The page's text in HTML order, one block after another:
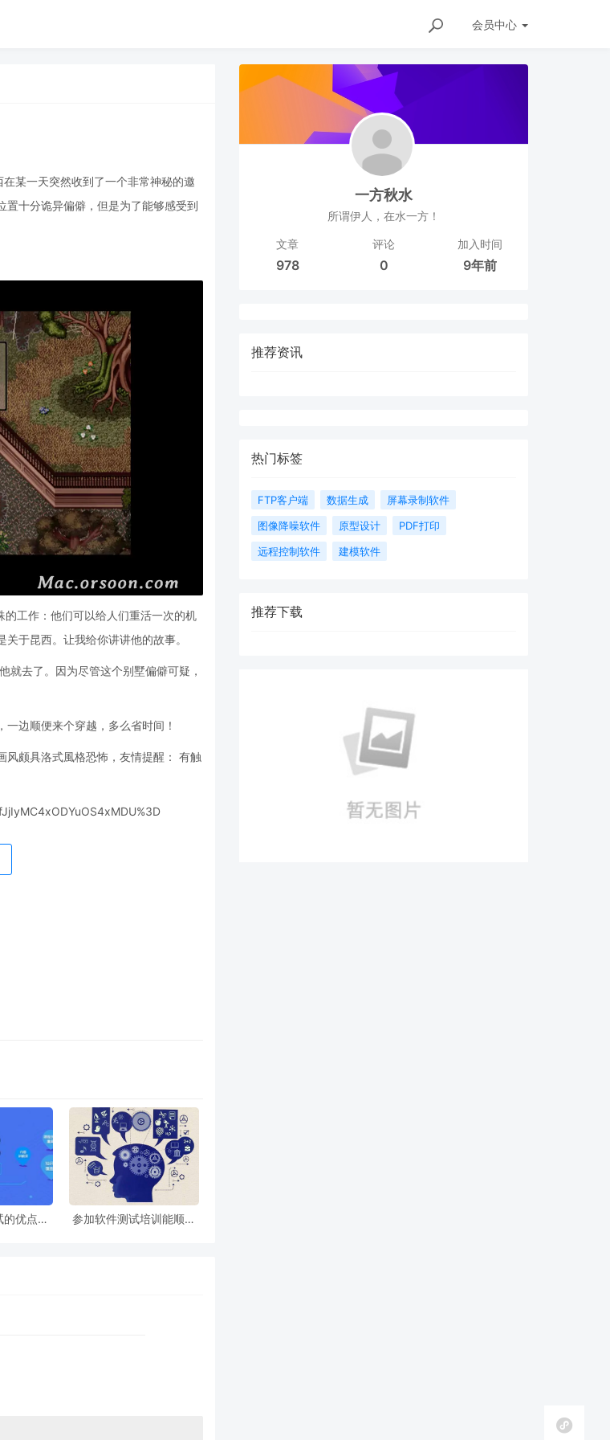
会员中心
某一天突然收到了一个非常神秘的邀
十分诡异偏僻，但是为了能够感受到
工作：他们可以给人们重活一次的机
于昆西。让我给你讲讲他的故事。
就去了。因为尽管这个别墅偏僻可疑，
边顺便来个穿越，多么省时间！
风颇具洛式風格恐怖，友情提醒： 有触
优点有
参加软件测试培训能顺利
一方秋水
所谓伊人，在水一方！
文章
978
评论
0
加入时间
9年前
推荐资讯
热门标签
FTP客户端 数据生成
屏幕录制软件
图像降噪软件
原型设计
PDF打印
远程控制软件
建模软件
推荐下载